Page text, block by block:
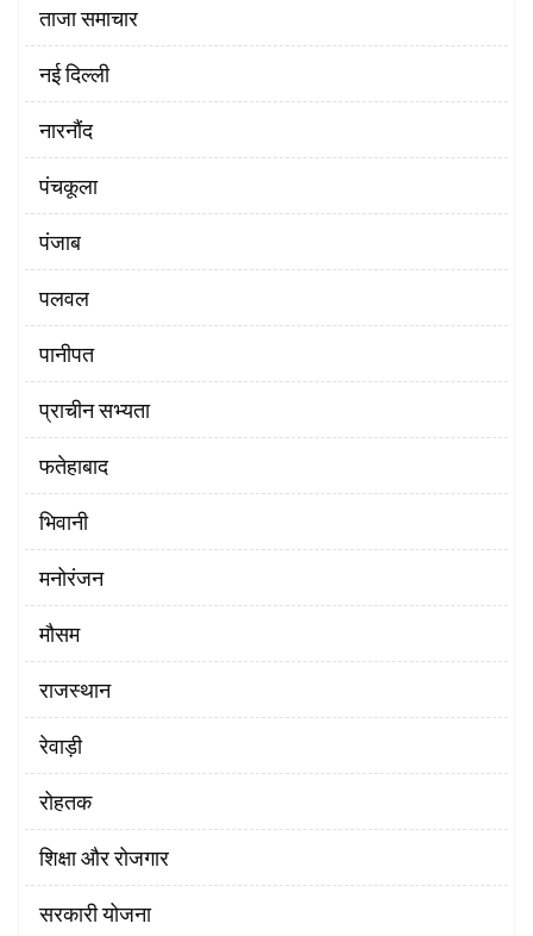
ताजा समाचार
नई दिल्ली
नारनौंद
पंचकूला
पंजाब
पलवल
पानीपत
प्राचीन सभ्यता
फतेहाबाद
भिवानी
मनोरंजन
मौसम
राजस्थान
रेवाड़ी
रोहतक
शिक्षा और रोजगार
सरकारी योजना